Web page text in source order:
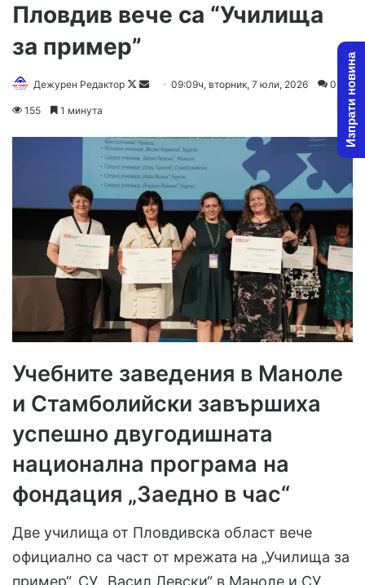
Пловдив вече са “Училища
за пример”
Дежурен Редактор
Follow
Send09:09ч, вторник, 7 юли, 2026 0
155 1 минута
Учебните заведения в Маноле
и Стамболийски завършиха
успешно двугодишната
национална програма на
фондация „Заедно в час“
Две училища от Пловдивска област вече
официално са част от мрежата на „Училища за
пример“. СУ „Васил Левски“ в Маноле и СУ
Изпрати новина